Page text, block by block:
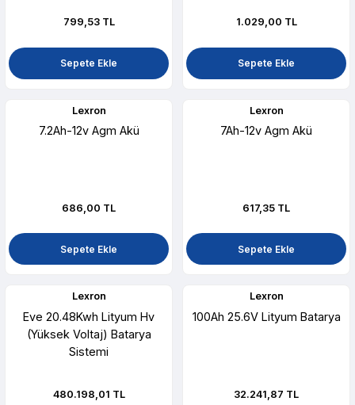
799,53 TL
Sepete Ekle
1.029,00 TL
Sepete Ekle
Lexron
7.2Ah-12v Agm Akü
686,00 TL
Sepete Ekle
Lexron
7Ah-12v Agm Akü
617,35 TL
Sepete Ekle
Lexron
Eve 20.48Kwh Lityum Hv
(Yüksek Voltaj) Batarya
Sistemi
480.198,01 TL
Lexron
100Ah 25.6V Lityum Batarya
32.241,87 TL